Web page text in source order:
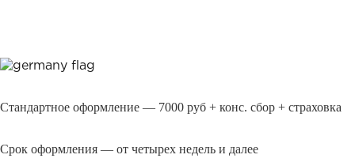
Стандартное оформление — 7000 руб + конс. сбор + страховка
Срок оформления — от четырех недель и далее